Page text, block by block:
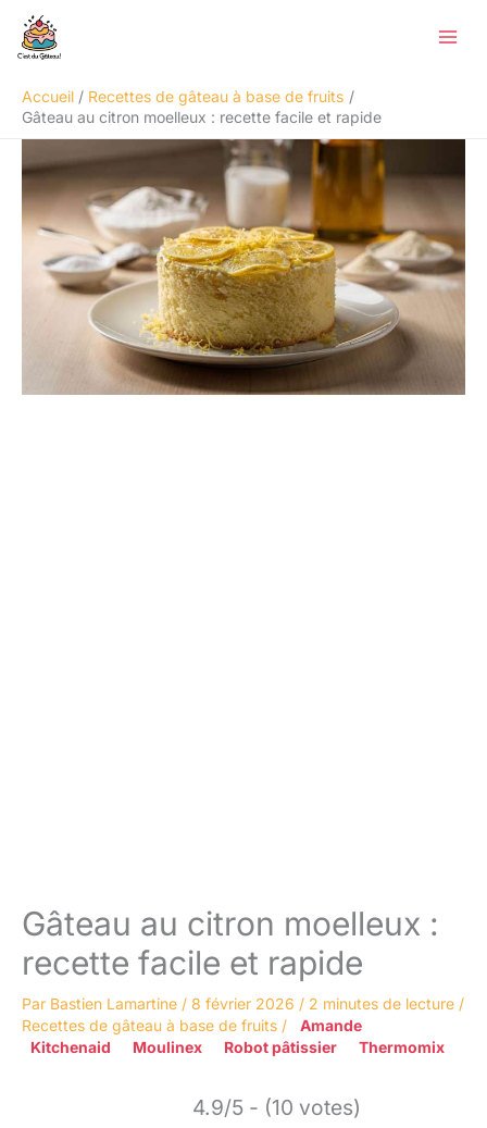
Accueil
Recettes de gâteau à base de fruits
Gâteau au citron moelleux : recette facile et rapide
Gâteau au citron moelleux :
recette facile et rapide
Par Bastien Lamartine / 8 février 2026 / 2 minutes de lecture /
Recettes de gâteau à base de fruits /
Amande
Kitchenaid
Moulinex Robot pâtissier Thermomix
4.9/5 - (10 votes)
Rechercher